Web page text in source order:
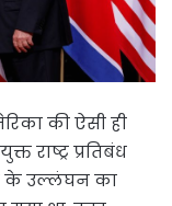
की ऐसी ही
राष्ट्र प्रतिबंध
के उल्लंघन का